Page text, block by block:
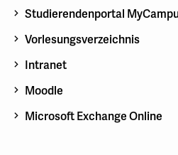
Studierendenportal
Vorlesungsverzeichnis
Intranet
Moodle
Microsoft Exchange Online